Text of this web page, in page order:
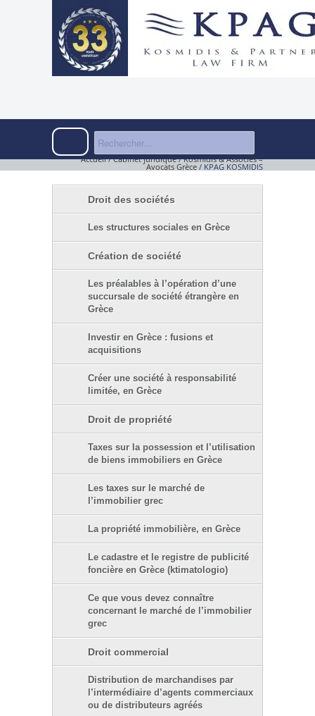
Accueil/Cabinet juridique/Kosmidis & Associés –
Avocats Grèce / KPAG KOSMIDIS
Droit des sociétés
Les structures sociales en Grèce
Création de société
Les préalables à l’opération d’une
succursale de société étrangère en
Grèce
Investir en Grèce : fusions et
acquisitions
Créer une société à responsabilité
limitée, en Grèce
Droit de propriété
Taxes sur la possession et l’utilisation
de biens immobiliers en Grèce
Les taxes sur le marché de
l’immobilier grec
La propriété immobilière, en Grèce
Le cadastre et le registre de publicité
foncière en Grèce (ktimatologio)
Ce que vous devez connaître
concernant le marché de l’immobilier
grec
Droit commercial
Distribution de marchandises par
l’intermédiaire d’agents commerciaux
ou de distributeurs agréés